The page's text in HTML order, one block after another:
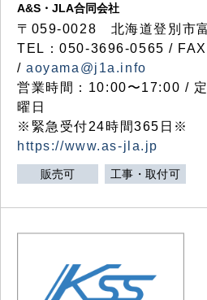
A&S・JLA合同会社
〒 059-0028 北海道登別市
TEL：050-3696-0565 /
/aoyama@j1a.info
営業時間：10:00〜17:00 / 定
曜日
※緊急受付24時間365日※
https://www.as-jla.jp
販売可 工事・取付可